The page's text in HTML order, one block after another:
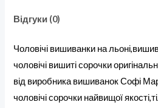
Відгуки (0)
Чоловічі вишиванки на
чоловічі вишиті сорочки
від виробника вишиванок Софі
чоловічі сорочки найвищої